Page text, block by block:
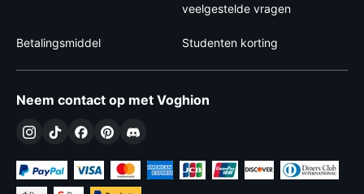
veelgestelde vragen
Betalingsmiddel Studenten korting
Neem contact op met Voghion